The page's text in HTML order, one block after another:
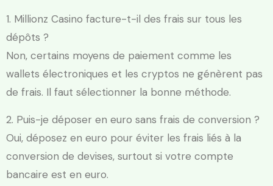
1. Millionz Casino facture-t-il des frais sur tous les
dépôts ?
Non, certains moyens de paiement comme les
wallets électroniques et les cryptos ne génèrent pas
de frais. Il faut sélectionner la bonne méthode.
2. Puis-je déposer en euro sans frais de conversion ?
Oui, déposez en euro pour éviter les frais liés à la
conversion de devises, surtout si votre compte
bancaire est en euro.